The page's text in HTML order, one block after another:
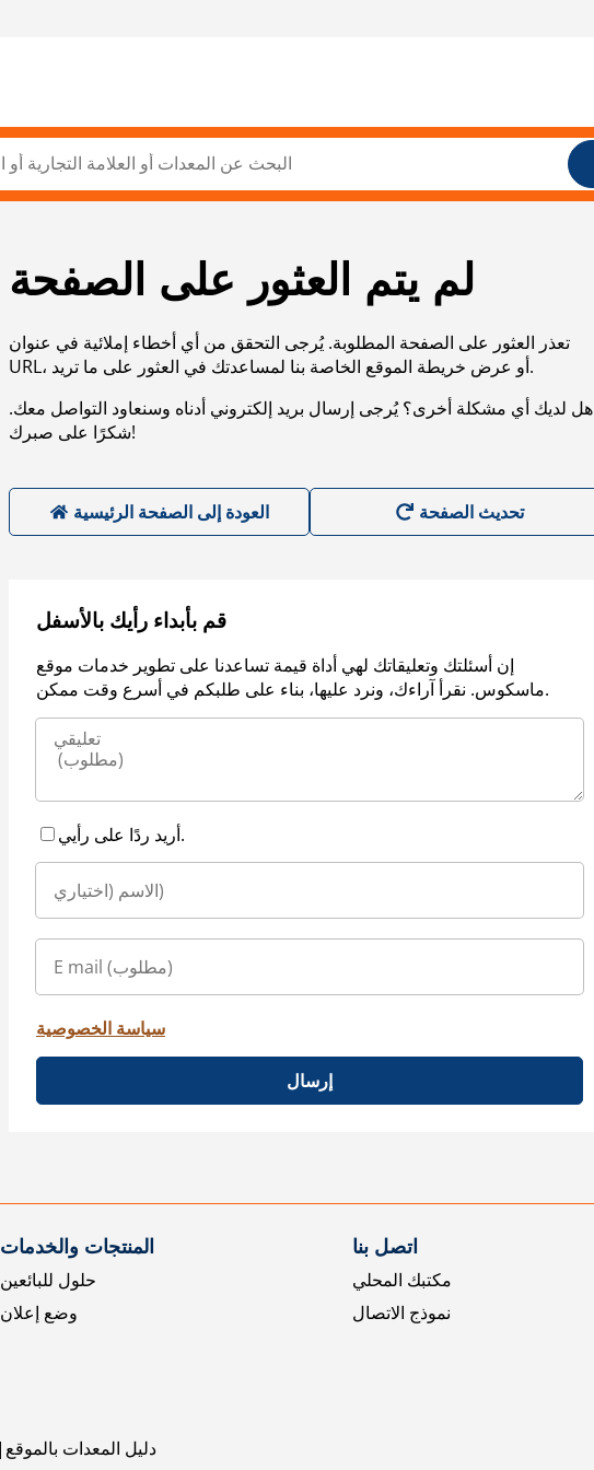
لم يتم العثور على الصفحة
تعذر العثور على الصفحة المطلوبة. يُرجى التحقق من أي أخطاء إملائية في عنوان
URL، أو عرض خريطة الموقع الخاصة بنا لمساعدتك في العثور على ما تريد.
هل لديك أي مشكلة أخرى؟ يُرجى إرسال بريد إلكتروني أدناه وسنعاود التواصل معك.
شكرًا على صبرك!
العودة إلى الصفحة الرئيسية
قم بأبداء رأيك بالأسفل
إن أسئلتك وتعليقاتك لهي أداة قيمة تساعدنا على تطوير خدمات موقع
ماسكوس. نقرأ آراءك، ونرد عليها، بناء على طلبكم في أسرع وقت ممكن.
أريد ردًا على رأيي.
سياسة الخصوصية
إرسال
المنتجات والخدمات
حلول للبائعين
وضع إعلان
اتصل بنا
مكتبك المحلي
نموذج الاتصال
دليل المعدات بالموقع